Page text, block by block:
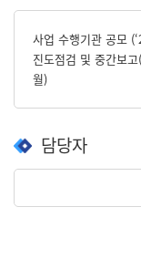
사업 수행기관 공모
진도점검 및 중간보
월)
담당자